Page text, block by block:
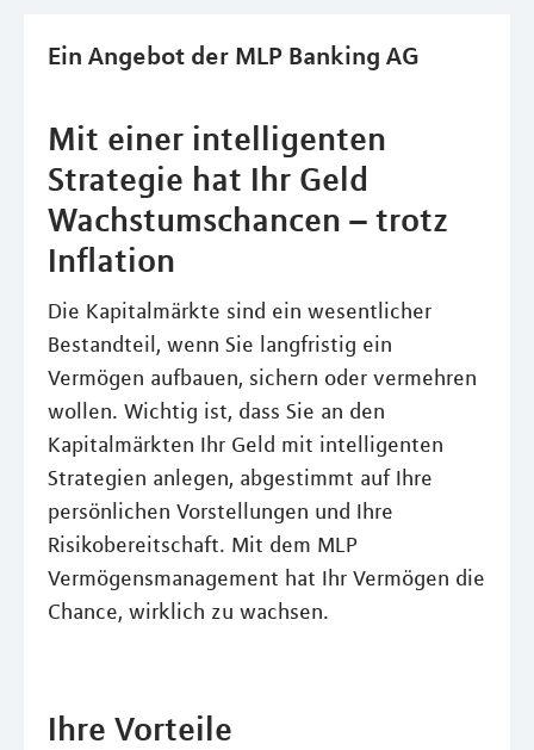
Ein Angebot der MLP Banking AG
Mit einer intelligenten
Strategie hat Ihr Geld
Wachstumschancen – trotz
Inflation
Die Kapitalmärkte sind ein wesentlicher
Bestandteil, wenn Sie langfristig ein
Vermögen aufbauen, sichern oder vermehren
wollen. Wichtig ist, dass Sie an den
Kapitalmärkten Ihr Geld mit intelligenten
Strategien anlegen, abgestimmt auf Ihre
persönlichen Vorstellungen und Ihre
Risikobereitschaft. Mit dem MLP
Vermögensmanagement hat Ihr Vermögen die
Chance, wirklich zu wachsen.
Ihre Vorteile